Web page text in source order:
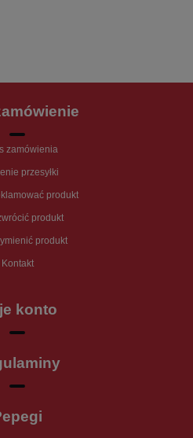
zamówienia
przesyłki
produkt
produkt
produkt
Kontakt
konto